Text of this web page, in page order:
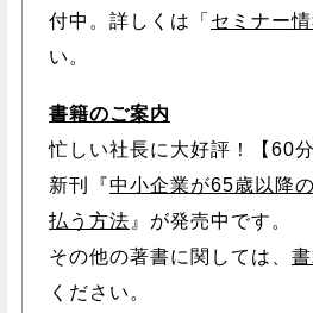
付中。詳しくは「 セミナー情
い。
書籍のご案内
忙しい社長に大好評！【60
新刊『中小企業が65歳以降
払う方法 』が発売中です。
その他の著書に関しては、
ください。